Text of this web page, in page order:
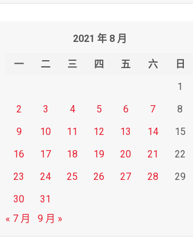
2021 年 8 月
一 二 三 四 五 六
日
1
2
3 4 5 6 7
8
9
10 11 12 13 14
15
16
17 18 19 20 21
22
23
24 25 26 27 28
29
30
31
« 7 月
9 月 »